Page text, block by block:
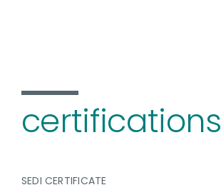
certifications
SEDI CERTIFICATE